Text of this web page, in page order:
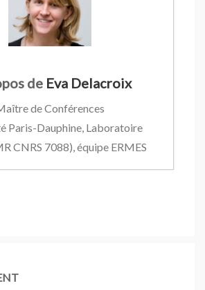
de Eva Delacroix
de Conférences
Paris-Dauphine, Laboratoire
CNRS 7088), équipe ERMES